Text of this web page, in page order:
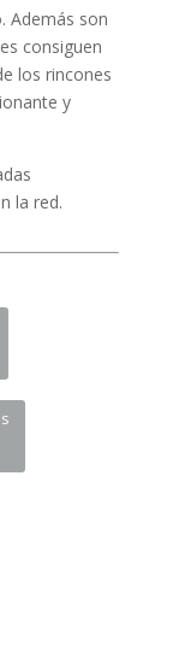
Además son
consiguen
los rincones
y
la red.